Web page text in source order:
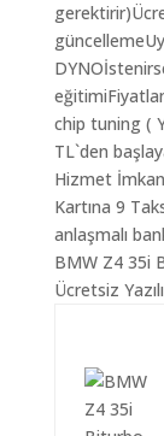
chip tuning (
TL`den
Hizmet
Kartına 9
anlaşmalı
BMW Z4 35i
Ücretsiz